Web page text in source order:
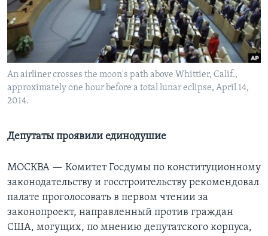
Learning English
СОЦИАЛЬНЫЕ СЕТИ
An airliner crosses the moon's path above Whittier, Calif.,
approximately one hour before a total lunar eclipse, April 14,
2014.
Депутаты проявили единодушие
МОСКВА — Комитет Госдумы по конституционному
законодательству и госстроительству рекомендовал
палате проголосовать в первом чтении за
законопроект, направленный против граждан
США, могущих, по мнению депутатского корпуса,